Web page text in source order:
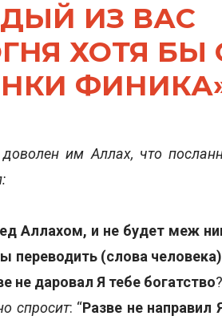
ИЗ ВАС
ХОТЯ БЫ
им Аллах, что
Аллахом, и не будет меж
переводить (слова
не даровал Я тебе богатство
спросит: “Разве не направил